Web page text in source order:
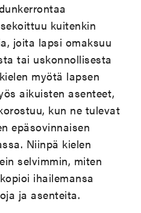
kuitenkin
joita lapsi omaksuu
tai uskonnollisesta
myötä lapsen
aikuisten asenteet,
kun ne tulevat
epäsovinnaisen
Niinpä kielen
selvimmin, miten
ihailemansa
ja asenteita.